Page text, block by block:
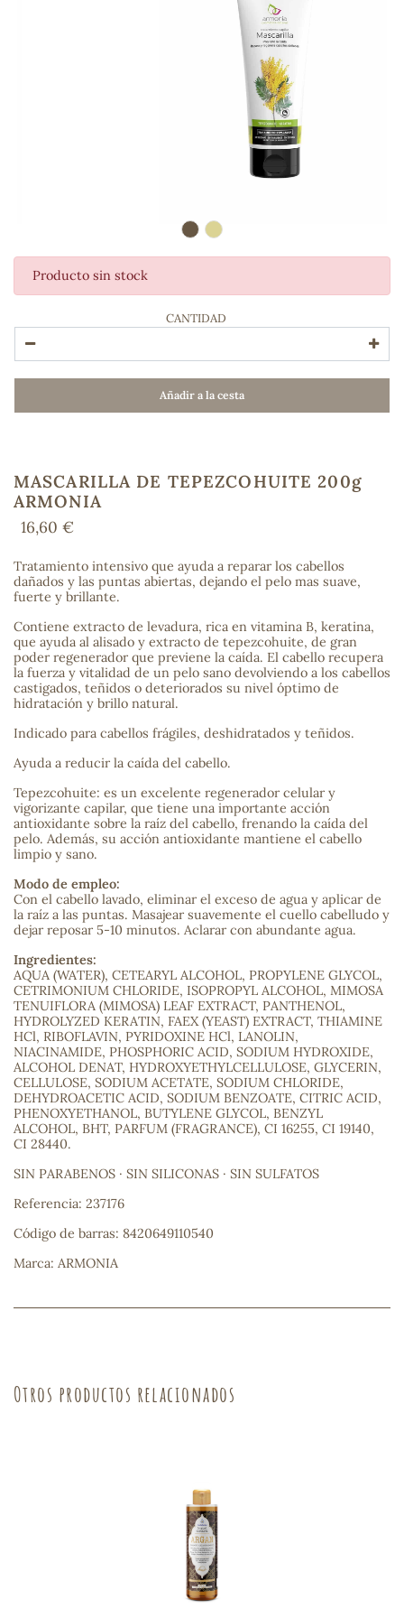
Producto sin stock
CANTIDAD
Añadir a la cesta
MASCARILLA DE TEPEZCOHUITE 200g
ARMONIA
16,60 €
Tratamiento intensivo que ayuda a reparar los cabellos
dañados y las puntas abiertas, dejando el pelo mas suave,
fuerte y brillante.
Contiene extracto de levadura, rica en vitamina B, keratina,
que ayuda al alisado y extracto de tepezcohuite, de gran
poder regenerador que previene la caída. El cabello recupera
la fuerza y vitalidad de un pelo sano devolviendo a los cabellos
castigados, teñidos o deteriorados su nivel óptimo de
hidratación y brillo natural.
Indicado para cabellos frágiles, deshidratados y teñidos.
Ayuda a reducir la caída del cabello.
Tepezcohuite: es un excelente regenerador celular y
vigorizante capilar, que tiene una importante acción
antioxidante sobre la raíz del cabello, frenando la caída del
pelo. Además, su acción antioxidante mantiene el cabello
limpio y sano.
Modo de empleo:
Con el cabello lavado, eliminar el exceso de agua y aplicar de
la raíz a las puntas. Masajear suavemente el cuello cabelludo y
dejar reposar 5-10 minutos. Aclarar con abundante agua.
Ingredientes:
AQUA (WATER), CETEARYL ALCOHOL, PROPYLENE GLYCOL,
CETRIMONIUM CHLORIDE, ISOPROPYL ALCOHOL, MIMOSA
TENUIFLORA (MIMOSA) LEAF EXTRACT, PANTHENOL,
HYDROLYZED KERATIN, FAEX (YEAST) EXTRACT, THIAMINE
HCl, RIBOFLAVIN, PYRIDOXINE HCl, LANOLIN,
NIACINAMIDE, PHOSPHORIC ACID, SODIUM HYDROXIDE,
ALCOHOL DENAT, HYDROXYETHYLCELLULOSE, GLYCERIN,
CELLULOSE, SODIUM ACETATE, SODIUM CHLORIDE,
DEHYDROACETIC ACID, SODIUM BENZOATE, CITRIC ACID,
PHENOXYETHANOL, BUTYLENE GLYCOL, BENZYL
ALCOHOL, BHT, PARFUM (FRAGRANCE), CI 16255, CI 19140,
CI 28440.
SIN PARABENOS · SIN SILICONAS · SIN SULFATOS
Referencia: 237176
Código de barras: 8420649110540
Marca: ARMONIA
Otros productos relacionados